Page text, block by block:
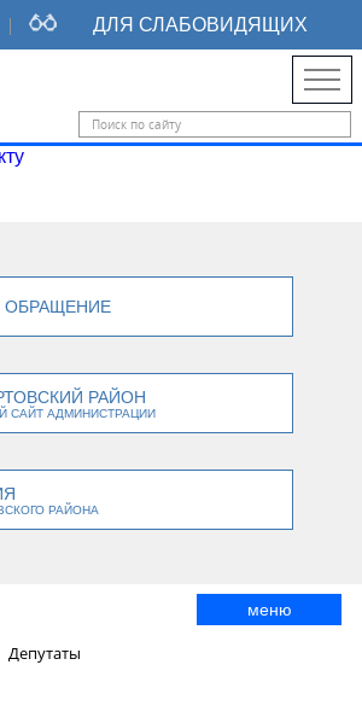
ДЛЯ СЛАБОВИДЯЩИХ
ОБРАЩЕНИЕ
РАЙОН
САЙТ АДМИНИСТРАЦИИ
РАЙОНА
меню
Депутаты